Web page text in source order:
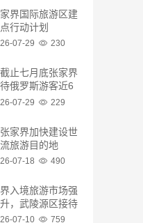
界国际旅游区建
行动计划
07-29 230
止七月底张家界
俄罗斯游客近6
07-29 229
家界加快建设世
旅游目的地
07-18 490
入境旅游市场强
，武陵源区接待
客超65.86万人
07-10 759